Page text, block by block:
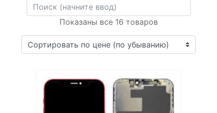
Показаны все 16 товаров